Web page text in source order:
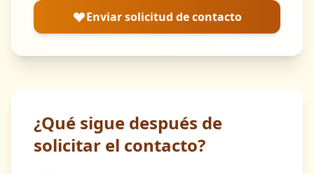
Enviar solicitud de contacto
¿Qué sigue después de
solicitar el contacto?